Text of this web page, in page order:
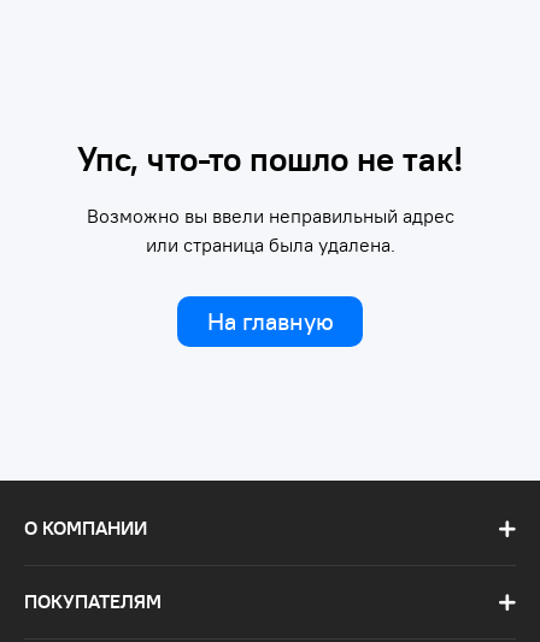
Упс, что-то пошло не так!
Возможно вы ввели неправильный адрес
или страница была удалена.
На главную
О КОМПАНИИ
ПОКУПАТЕЛЯМ